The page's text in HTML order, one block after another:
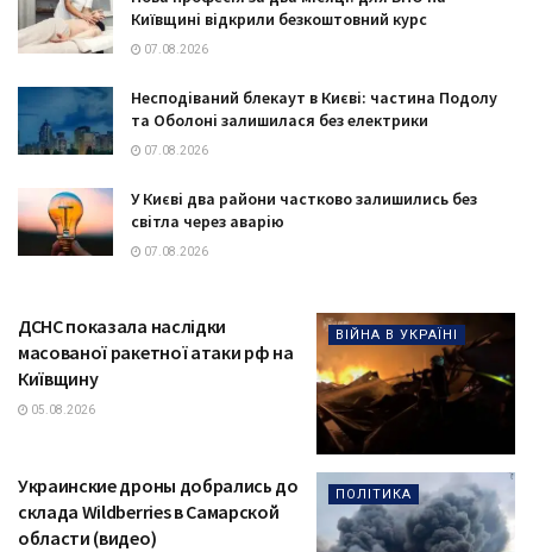
Київщині відкрили безкоштовний курс
07.08.2026
Несподіваний блекаут в Києві: частина Подолу
та Оболоні залишилася без електрики
07.08.2026
У Києві два райони частково залишились без
світла через аварію
07.08.2026
ВІЙНА В УКРАЇНІ
ДСНС показала наслідки
масованої ракетної атаки рф на
Київщину
05.08.2026
ПОЛІТИКА
Украинские дроны добрались до
склада Wildberries в Самарской
области (видео)